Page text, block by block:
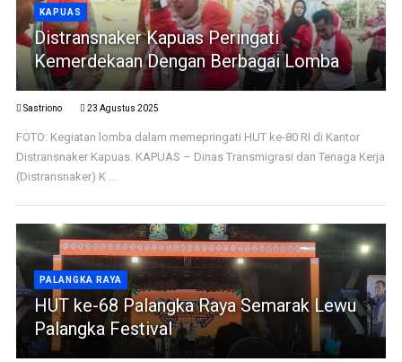
KAPUAS
Distransnaker Kapuas Peringati
Kemerdekaan Dengan Berbagai Lomba
Sastriono 23 Agustus 2025
FOTO: Kegiatan lomba dalam memepringati HUT ke-80 RI di Kantor
Distransnaker Kapuas. KAPUAS – Dinas Transmigrasi dan Tenaga Kerja
(Distransnaker) K ...
PALANGKA RAYA
HUT ke-68 Palangka Raya Semarak Lewu
Palangka Festival